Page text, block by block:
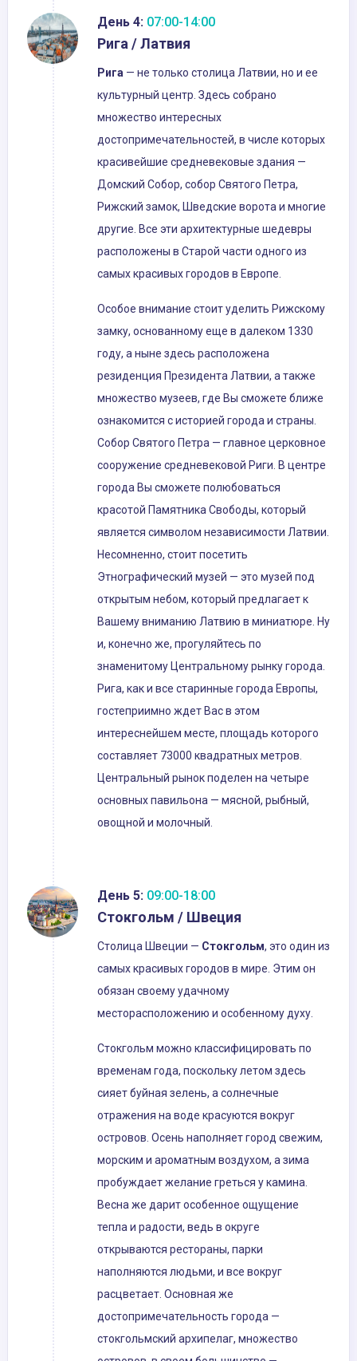
День 4: 07:00-14:00
Рига / Латвия
Рига — не только столица Латвии, но и ее
культурный центр. Здесь собрано
множество интересных
достопримечательностей, в числе которых
красивейшие средневековые здания —
Домский Собор, собор Святого Петра,
Рижский замок, Шведские ворота и многие
другие. Все эти архитектурные шедевры
расположены в Старой части одного из
самых красивых городов в Европе.
Особое внимание стоит уделить Рижскому
замку, основанному еще в далеком 1330
году, а ныне здесь расположена
резиденция Президента Латвии, а также
множество музеев, где Вы сможете ближе
ознакомится с историей города и страны.
Собор Святого Петра — главное церковное
сооружение средневековой Риги. В центре
города Вы сможете полюбоваться
красотой Памятника Свободы, который
является символом независимости Латвии.
Несомненно, стоит посетить
Этнографический музей — это музей под
открытым небом, который предлагает к
Вашему вниманию Латвию в миниатюре. Ну
и, конечно же, прогуляйтесь по
знаменитому Центральному рынку города.
Рига, как и все старинные города Европы,
гостеприимно ждет Вас в этом
интереснейшем месте, площадь которого
составляет 73000 квадратных метров.
Центральный рынок поделен на четыре
основных павильона — мясной, рыбный,
овощной и молочный.
День 5: 09:00-18:00
Стокгольм / Швеция
Столица Швеции — Стокгольм, это один из
самых красивых городов в мире. Этим он
обязан своему удачному
месторасположению и особенному духу.
Стокгольм можно классифицировать по
временам года, поскольку летом здесь
сияет буйная зелень, а солнечные
отражения на воде красуются вокруг
островов. Осень наполняет город свежим,
морским и ароматным воздухом, а зима
пробуждает желание греться у камина.
Весна же дарит особенное ощущение
тепла и радости, ведь в округе
открываются рестораны, парки
наполняются людьми, и все вокруг
расцветает. Основная же
достопримечательность города —
стокгольмский архипелаг, множество